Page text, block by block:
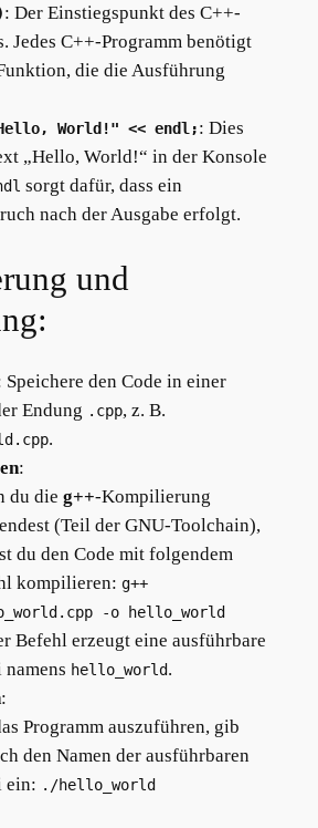
: Der Einstiegspunkt des C++-
Jedes C++-Programm benötigt
die die Ausführung
World!" << endl;: Dies
„Hello, World!“ in der Konsole
sorgt dafür, dass ein
nach der Ausgabe erfolgt.
und
Speichere den Code in einer
Endung .cpp, z. B.
.
:
du die g++-Kompilierung
(Teil der GNU-Toolchain),
du den Code mit folgendem
kompilieren: g++
-o hello_world
Befehl erzeugt eine ausführbare
namens hello_world.
:
Programm auszuführen, gib
den Namen der ausführbaren
ein: ./hello_world